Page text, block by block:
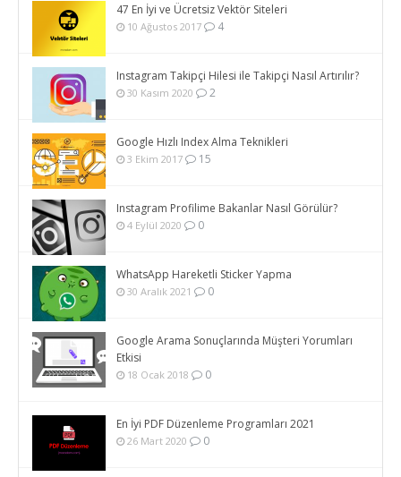
47 En İyi ve Ücretsiz Vektör Siteleri
10 Ağustos 2017 4
Instagram Takipçi Hilesi ile Takipçi Nasıl Artırılır?
30 Kasım 2020 2
Google Hızlı Index Alma Teknikleri
3 Ekim 2017 15
Instagram Profilime Bakanlar Nasıl Görülür?
4 Eylül 2020 0
WhatsApp Hareketli Sticker Yapma
30 Aralık 2021 0
Google Arama Sonuçlarında Müşteri Yorumları
Etkisi
18 Ocak 2018 0
En İyi PDF Düzenleme Programları 2021
26 Mart 2020 0